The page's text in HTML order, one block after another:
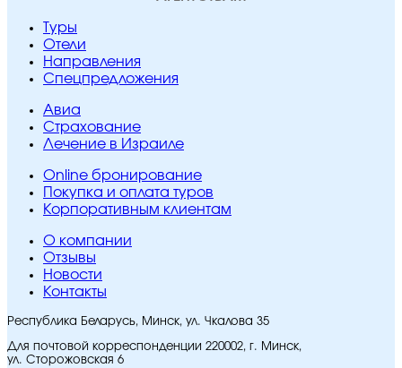
Туры
Отели
Направления
Спецпредложения
Авиа
Страхование
Лечение в Израиле
Online бронирование
Покупка и оплата туров
Корпоративным клиентам
O компании
Отзывы
Новости
Контакты
Республика Беларусь, Минск, ул. Чкалова 35
Для почтовой корреспонденции 220002, г. Минск,
ул. Сторожовская 6